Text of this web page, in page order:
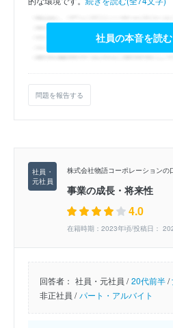
社員の本音を読む
問題を報告する
株式会社物語コーポレーションの
事業の成長・将来性
4.0
在籍時期：2023年頃/投稿日：
回答者： 社員・元社員 / 20代前半/
非正社員 / パート・アルバイト